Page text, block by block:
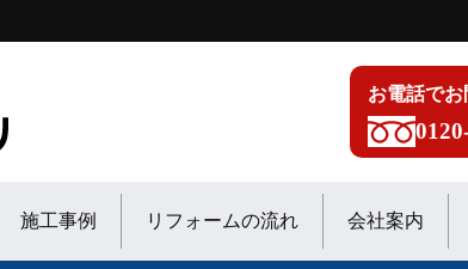
お電話で
施工事例 リフォームの流れ 会社案内